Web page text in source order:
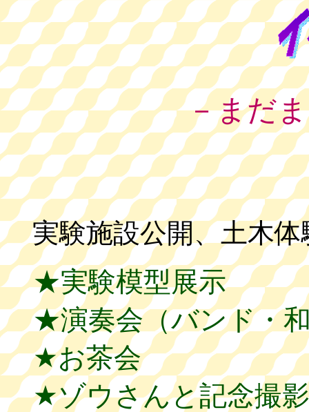
－まだ
実験施設公開、土木体
★実験模型展示
★演奏会（バンド・和
★お茶会
★ゾウさんと記念撮影